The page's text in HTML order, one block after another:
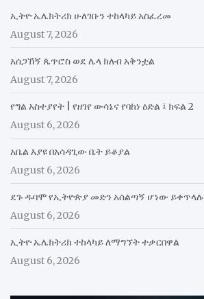
ኢትዮ ኤሌክትሪክ ሁለገቡን ተከላካይ አስፈረመ
August 7, 2026
አሰጋኸኝ ጴጥሮስ ወደ ሌላ ክለብ አቅንቷል
August 7, 2026
የግል አስተያየት | የዘገየ ውሳኔና የባከነ ዕድል ፤ ክፍል 2
August 6, 2026
አቤል እያዩ በአሳዳጊው ቤት ይቆያል
August 6, 2026
ደጉ ዱባሞ የኢትዮጵያ መድን አሰልጣኝ ሆነው ይቀጥላሉ
August 6, 2026
ኢትዮ ኤሌክትሪክ ተከላካይ ለማግኘት ተቃርበዋል
August 6, 2026